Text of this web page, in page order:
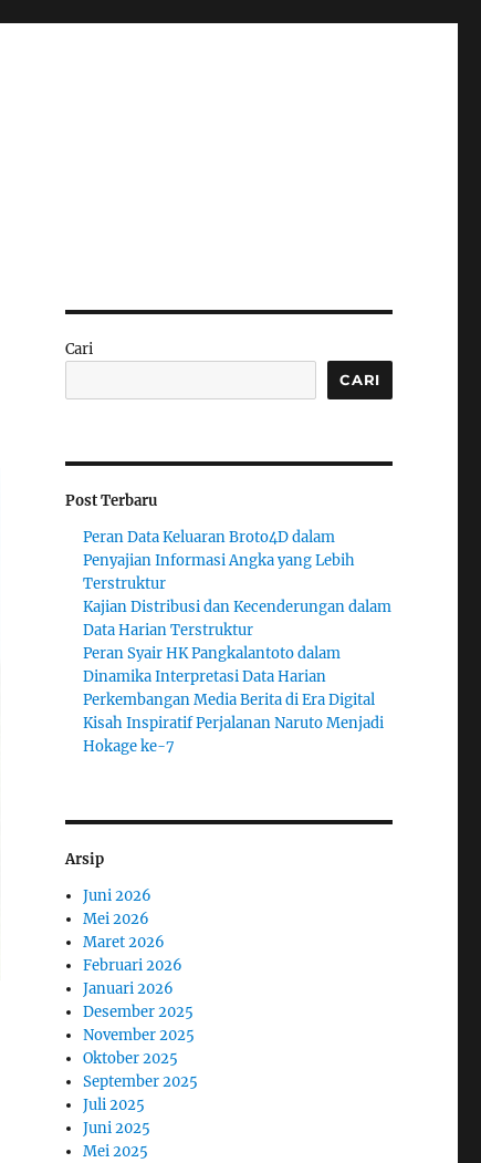
Cari
CARI
Post Terbaru
Peran Data Keluaran Broto4D dalam
Penyajian Informasi Angka yang Lebih
Terstruktur
Kajian Distribusi dan Kecenderungan dalam
Data Harian Terstruktur
Peran Syair HK Pangkalantoto dalam
Dinamika Interpretasi Data Harian
Perkembangan Media Berita di Era Digital
Kisah Inspiratif Perjalanan Naruto Menjadi
Hokage ke-7
Arsip
Juni 2026
Mei 2026
Maret 2026
Februari 2026
Januari 2026
Desember 2025
November 2025
Oktober 2025
September 2025
Juli 2025
Juni 2025
Mei 2025